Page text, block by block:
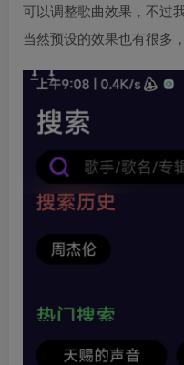
可以调整歌曲效果，不过
当然预设的效果也有很多